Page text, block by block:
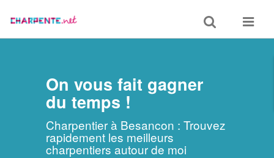
Toggle
search
Toggle
On vous fait gagner
du temps !
Charpentier à Besancon : Trouvez
rapidement les meilleurs
charpentiers autour de moi